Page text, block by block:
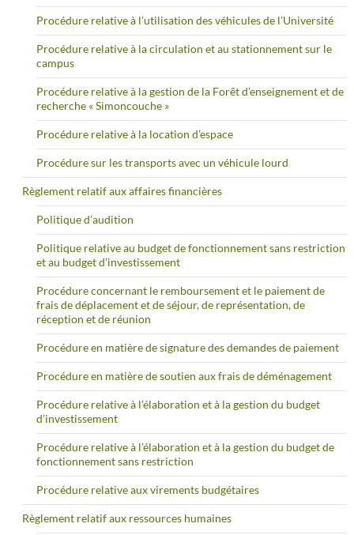
Procédure relative à l’utilisation des véhicules de l’Université
Procédure relative à la circulation et au stationnement sur le
campus
Procédure relative à la gestion de la Forêt d’enseignement et de
recherche « Simoncouche »
Procédure relative à la location d’espace
Procédure sur les transports avec un véhicule lourd
Règlement relatif aux affaires financières
Politique d’audition
Politique relative au budget de fonctionnement sans restriction
et au budget d’investissement
Procédure concernant le remboursement et le paiement de
frais de déplacement et de séjour, de représentation, de
réception et de réunion
Procédure en matière de signature des demandes de paiement
Procédure en matière de soutien aux frais de déménagement
Procédure relative à l’élaboration et à la gestion du budget
d’investissement
Procédure relative à l’élaboration et à la gestion du budget de
fonctionnement sans restriction
Procédure relative aux virements budgétaires
Règlement relatif aux ressources humaines